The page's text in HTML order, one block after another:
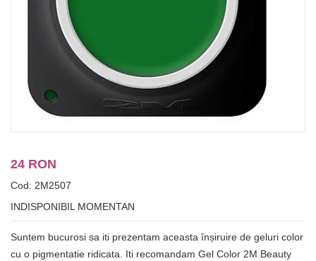
24 RON
Cod: 2M2507
INDISPONIBIL MOMENTAN
Suntem bucurosi sa iti prezentam aceasta înșiruire de geluri color
cu o pigmentatie ridicata. Iti recomandam Gel Color 2M Beauty